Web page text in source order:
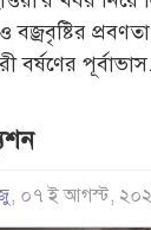
ও বজ্রবৃষ্টির
বর্ষণের
, ০৭ ই আগস্ট,